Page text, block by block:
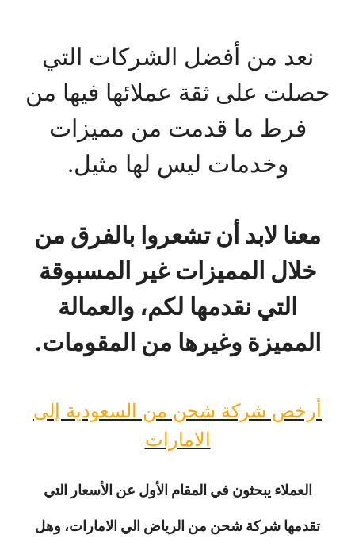
نعد من أفضل الشركات التي
حصلت على ثقة عملائها فيها من
فرط ما قدمت من مميزات
وخدمات ليس لها مثيل.
معنا لابد أن تشعروا بالفرق من
خلال المميزات غير المسبوقة
التي نقدمها لكم، والعمالة
المميزة وغيرها من المقومات.
أرخص شركة شحن من السعودية إلى
الامارات
العملاء يبحثون في المقام الأول عن الأسعار التي
تقدمها شركة شحن من الرياض الي الامارات، وهل